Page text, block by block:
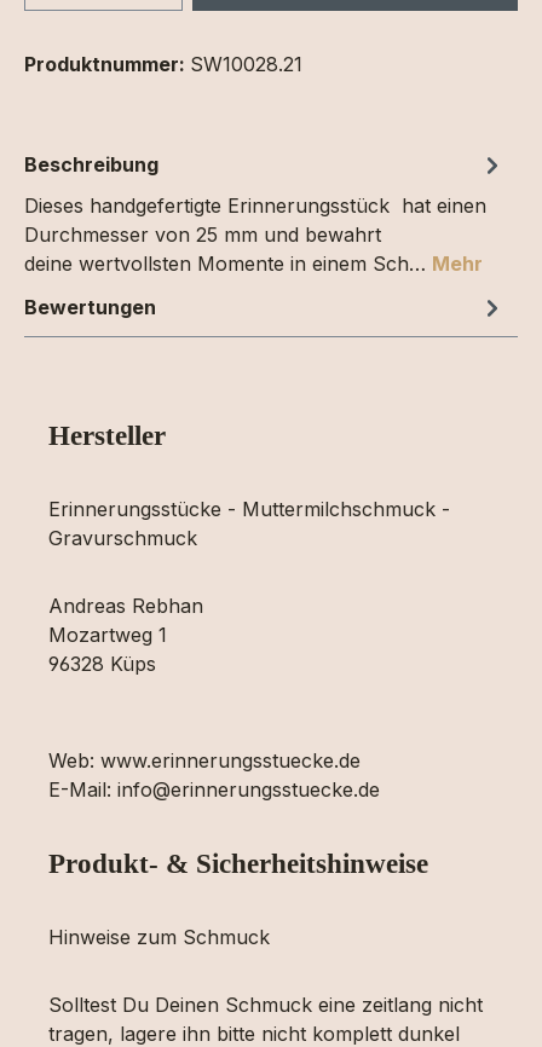
Produktnummer: SW10028.21
Beschreibung
Dieses handgefertigte Erinnerungsstück hat einen
Durchmesser von 25 mm und bewahrt
deine wertvollsten Momente in einem Sch… Mehr
Bewertungen
Hersteller
Erinnerungsstücke - Muttermilchschmuck -
Gravurschmuck
Andreas Rebhan
Mozartweg 1
96328 Küps
Web: www.erinnerungsstuecke.de
E-Mail: info@erinnerungsstuecke.de
Produkt- & Sicherheitshinweise
Hinweise zum Schmuck
Solltest Du Deinen Schmuck eine zeitlang nicht
tragen, lagere ihn bitte nicht komplett dunkel